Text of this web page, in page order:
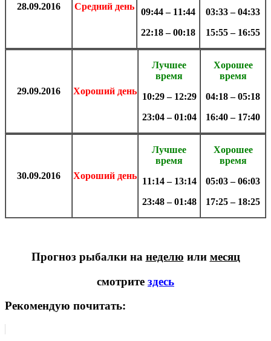
28.09.2016 Средний день
09:44 – 11:44
22:18 – 00:18
03:33 – 04:33
15:55 – 16:55
29.09.2016 Хороший день
Лучшее
время
10:29 – 12:29
23:04 – 01:04
Хорошее
время
04:18 – 05:18
16:40 – 17:40
30.09.2016 Хороший день
Лучшее
время
11:14 – 13:14
23:48 – 01:48
Хорошее
время
05:03 – 06:03
17:25 – 18:25
Прогноз рыбалки на неделю или месяц
смотрите здесь
Рекомендую почитать: